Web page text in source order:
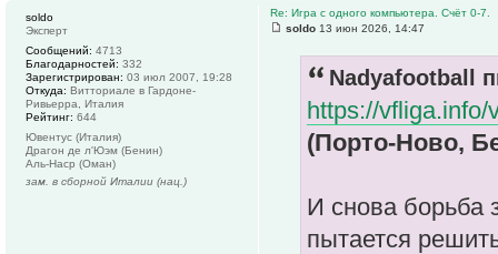
Re: Игра с одного компьютера. Счёт 0-7.
soldo 13 июн 2026, 14:47
Nadyafootball
https://vfliga.info/
(Порто-Ново,
И снова борьба
пытается
soldo
Эксперт
Сообщений: 4713
Благодарностей: 332
Зарегистрирован: 03 июл 2007, 19:28
Откуда: Витториале в Гардоне-
Ривьерра, Италия
Рейтинг: 644
Ювентус (Италия)
Драгон де л'Юэм (Бенин)
Аль-Наср (Оман)
зам. в сборной Италии (нац.)